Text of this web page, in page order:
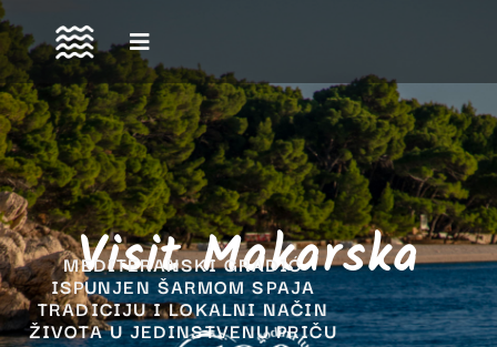
Skip
to
content
Visit Makarska
MEDITERANSKI GRADIĆ
ISPUNJEN ŠARMOM SPAJA
TRADICIJU I LOKALNI NAČIN
ŽIVOTA U JEDINSTVENU PRIČU